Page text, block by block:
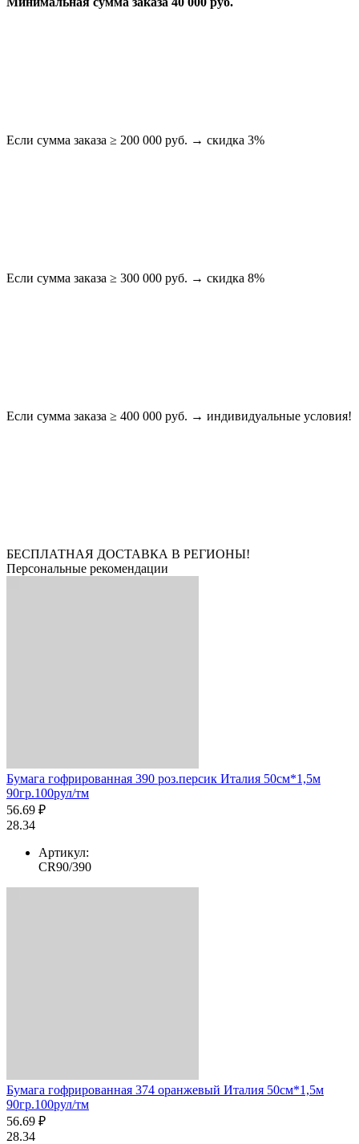
Если сумма заказа ≥ 200 000 руб. → скидка 3%
Если сумма заказа ≥ 300 000 руб. → скидка 8%
Если сумма заказа ≥ 400 000 руб. → индивидуальные условия!
БЕСПЛАТНАЯ ДОСТАВКА В РЕГИОНЫ!
Персональные рекомендации
Бумага гофрированная 390 роз.персик Италия 50см*1,5м
90гр.100рул/тм
56.69 ₽
28.34
Артикул:
CR90/390
Бумага гофрированная 374 оранжевый Италия 50см*1,5м
90гр.100рул/тм
56.69 ₽
28.34